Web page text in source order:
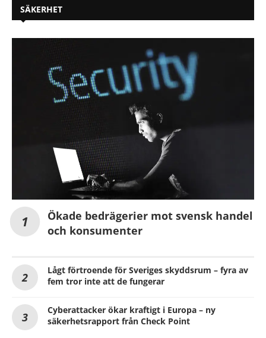
SÄKERHET
Ökade bedrägerier mot svensk handel
och konsumenter
Lågt förtroende för Sveriges skyddsrum – fyra av
fem tror inte att de fungerar
Cyberattacker ökar kraftigt i Europa – ny
säkerhetsrapport från Check Point